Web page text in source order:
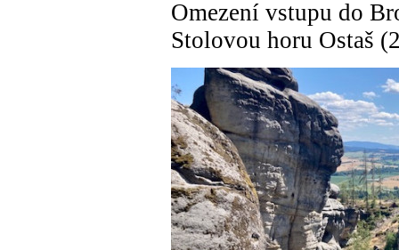
Omezení vstupu do
Stolovou horu Ostaš